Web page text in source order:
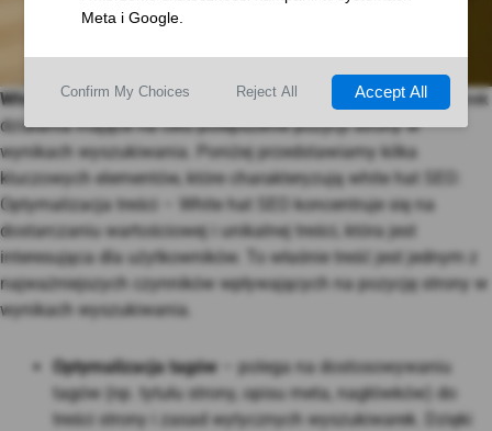
White hat SEO to etyczne i zgodne z wytycznymi wyszukiwarek
działania mające na celu polepszenie pozycji strony w
wynikach wyszukiwania. Poniżej przedstawiamy kilka
kluczowych elementów, które charakteryzują white hat SEO:
Optymalizacja treści – White hat SEO koncentruje się na
dostarczaniu wartościowej i unikalnej treści, która jest
interesująca dla użytkowników. To właśnie treść jest jednym z
najważniejszych czynników wpływających na pozycję strony w
wynikach wyszukiwania.
Optymalizacja tagów – polega na dostosowywaniu
tagów (np. tytułu strony, opisu meta, nagłówków) do
treści strony i zasad wytycznych wyszukiwarek. Dzięki